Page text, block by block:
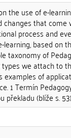
the use of e-
that
process and
based on
taxonomy of
we attach to
of
1 Termín
překladu (blíže s.